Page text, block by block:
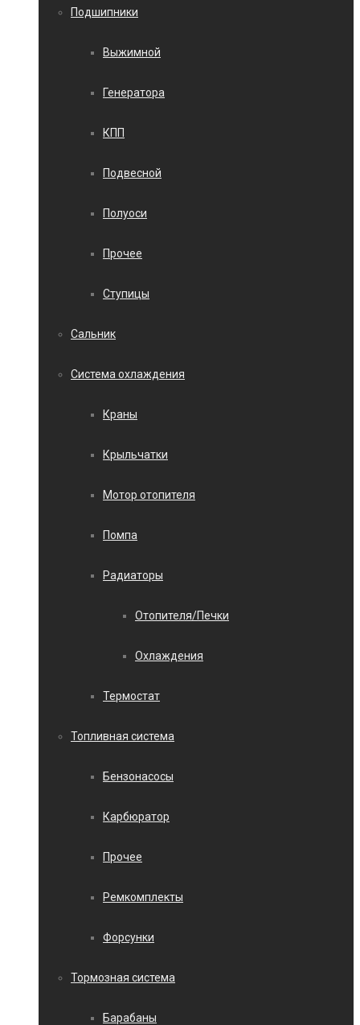
Подшипники
Выжимной
Генератора
КПП
Подвесной
Полуоси
Прочее
Ступицы
Сальник
Система охлаждения
Краны
Крыльчатки
Мотор отопителя
Помпа
Радиаторы
Отопителя/Печки
Охлаждения
Термостат
Топливная система
Бензонасосы
Карбюратор
Прочее
Ремкомплекты
Форсунки
Тормозная система
Барабаны